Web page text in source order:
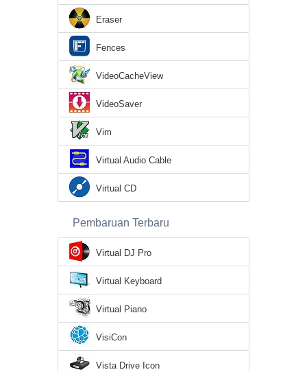
Eraser
Fences
VideoCacheView
VideoSaver
Vim
Virtual Audio Cable
Virtual CD
Pembaruan Terbaru
Virtual DJ Pro
Virtual Keyboard
Virtual Piano
VisiCon
Vista Drive Icon